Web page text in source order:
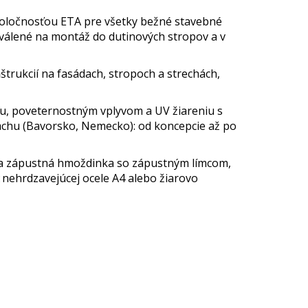
ETA pre všetky bežné stavebné
na montáž do dutinových stropov a v
na fasádach, stropoch a strechách,
poveternostným vplyvom a UV žiareniu s
(Bavorsko, Nemecko): od koncepcie až po
hmoždinka so zápustným límcom,
ocele A4 alebo žiarovo